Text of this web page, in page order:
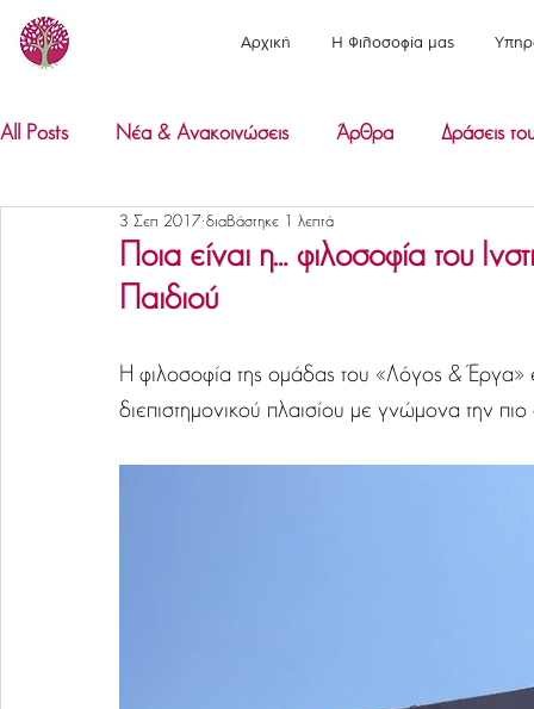
Αρχική Η Φιλοσοφία μας
All Posts Νέα & Ανακοινώσεις Άρθρα Δράσεις
Ποια είναι η… φιλοσοφία του
Παιδιού
3 Σεπ 2017 διαβάστηκε 1 λεπτά
Η φιλοσοφία της ομάδας του «Λόγος & Έργα»
διεπιστημονικού πλαισίου με γνώμονα την